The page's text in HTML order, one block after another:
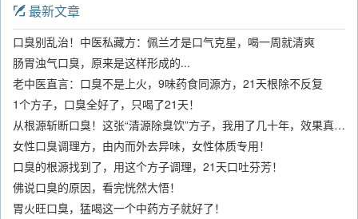
最新文章
口臭别乱治！中医私藏方：佩兰才是口气克星，喝一周就清爽
肠胃浊气口臭，原来是这样形成的...
老中医直言：口臭不是上火，9味药食同源方，21天根除不反复
1个方子，口臭全好了，只喝了21天！
从根源斩断口臭！这张“清源除臭饮”方子，我用了几十年，效果真不错
女性口臭调理方，由内而外去异味，女性体质专用！
口臭的根源找到了，用这个方子调理，21天口吐芬芳！
佛说口臭的原因，看完恍然大悟！
胃火旺口臭，猛喝这一个中药方子就好了！